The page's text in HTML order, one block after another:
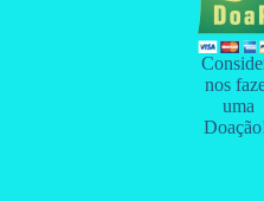
nos
uma